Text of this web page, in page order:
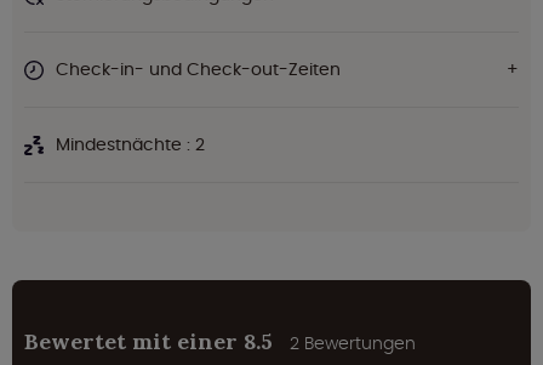
Check-in- und Check-out-Zeiten
Mindestnächte : 2
Bewertet mit einer 8.5 2 Bewertungen